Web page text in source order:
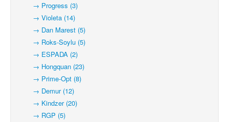
→ Progress (3)
→ Violeta (14)
→ Dan Marest (5)
→ Roks-Soylu (5)
→ ESPADA (2)
→ Hongquan (23)
→ Prime-Opt (8)
→ Demur (12)
→ Kindzer (20)
→ RGP (5)